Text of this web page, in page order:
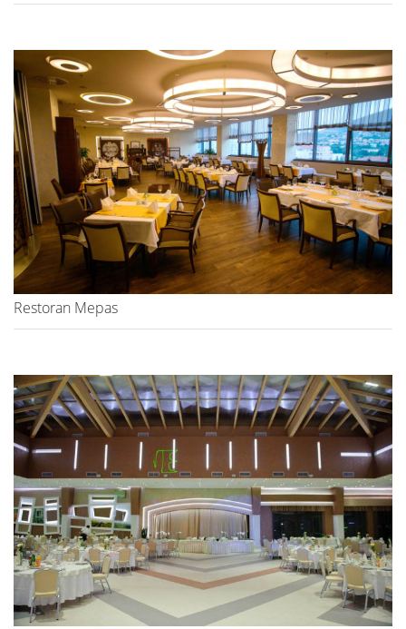
Restoran Mepas